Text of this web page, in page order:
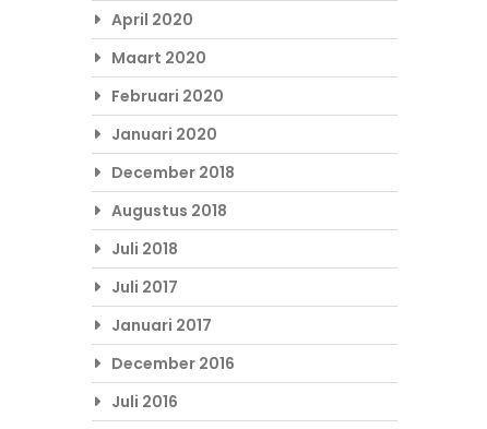
April 2020
Maart 2020
Februari 2020
Januari 2020
December 2018
Augustus 2018
Juli 2018
Juli 2017
Januari 2017
December 2016
Juli 2016